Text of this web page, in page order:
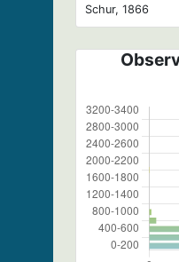
Schur, 1866